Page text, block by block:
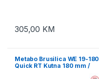
305,00 KM
Metabo Brusilica WE 19-180
Quick RT Kutna 180 mm /